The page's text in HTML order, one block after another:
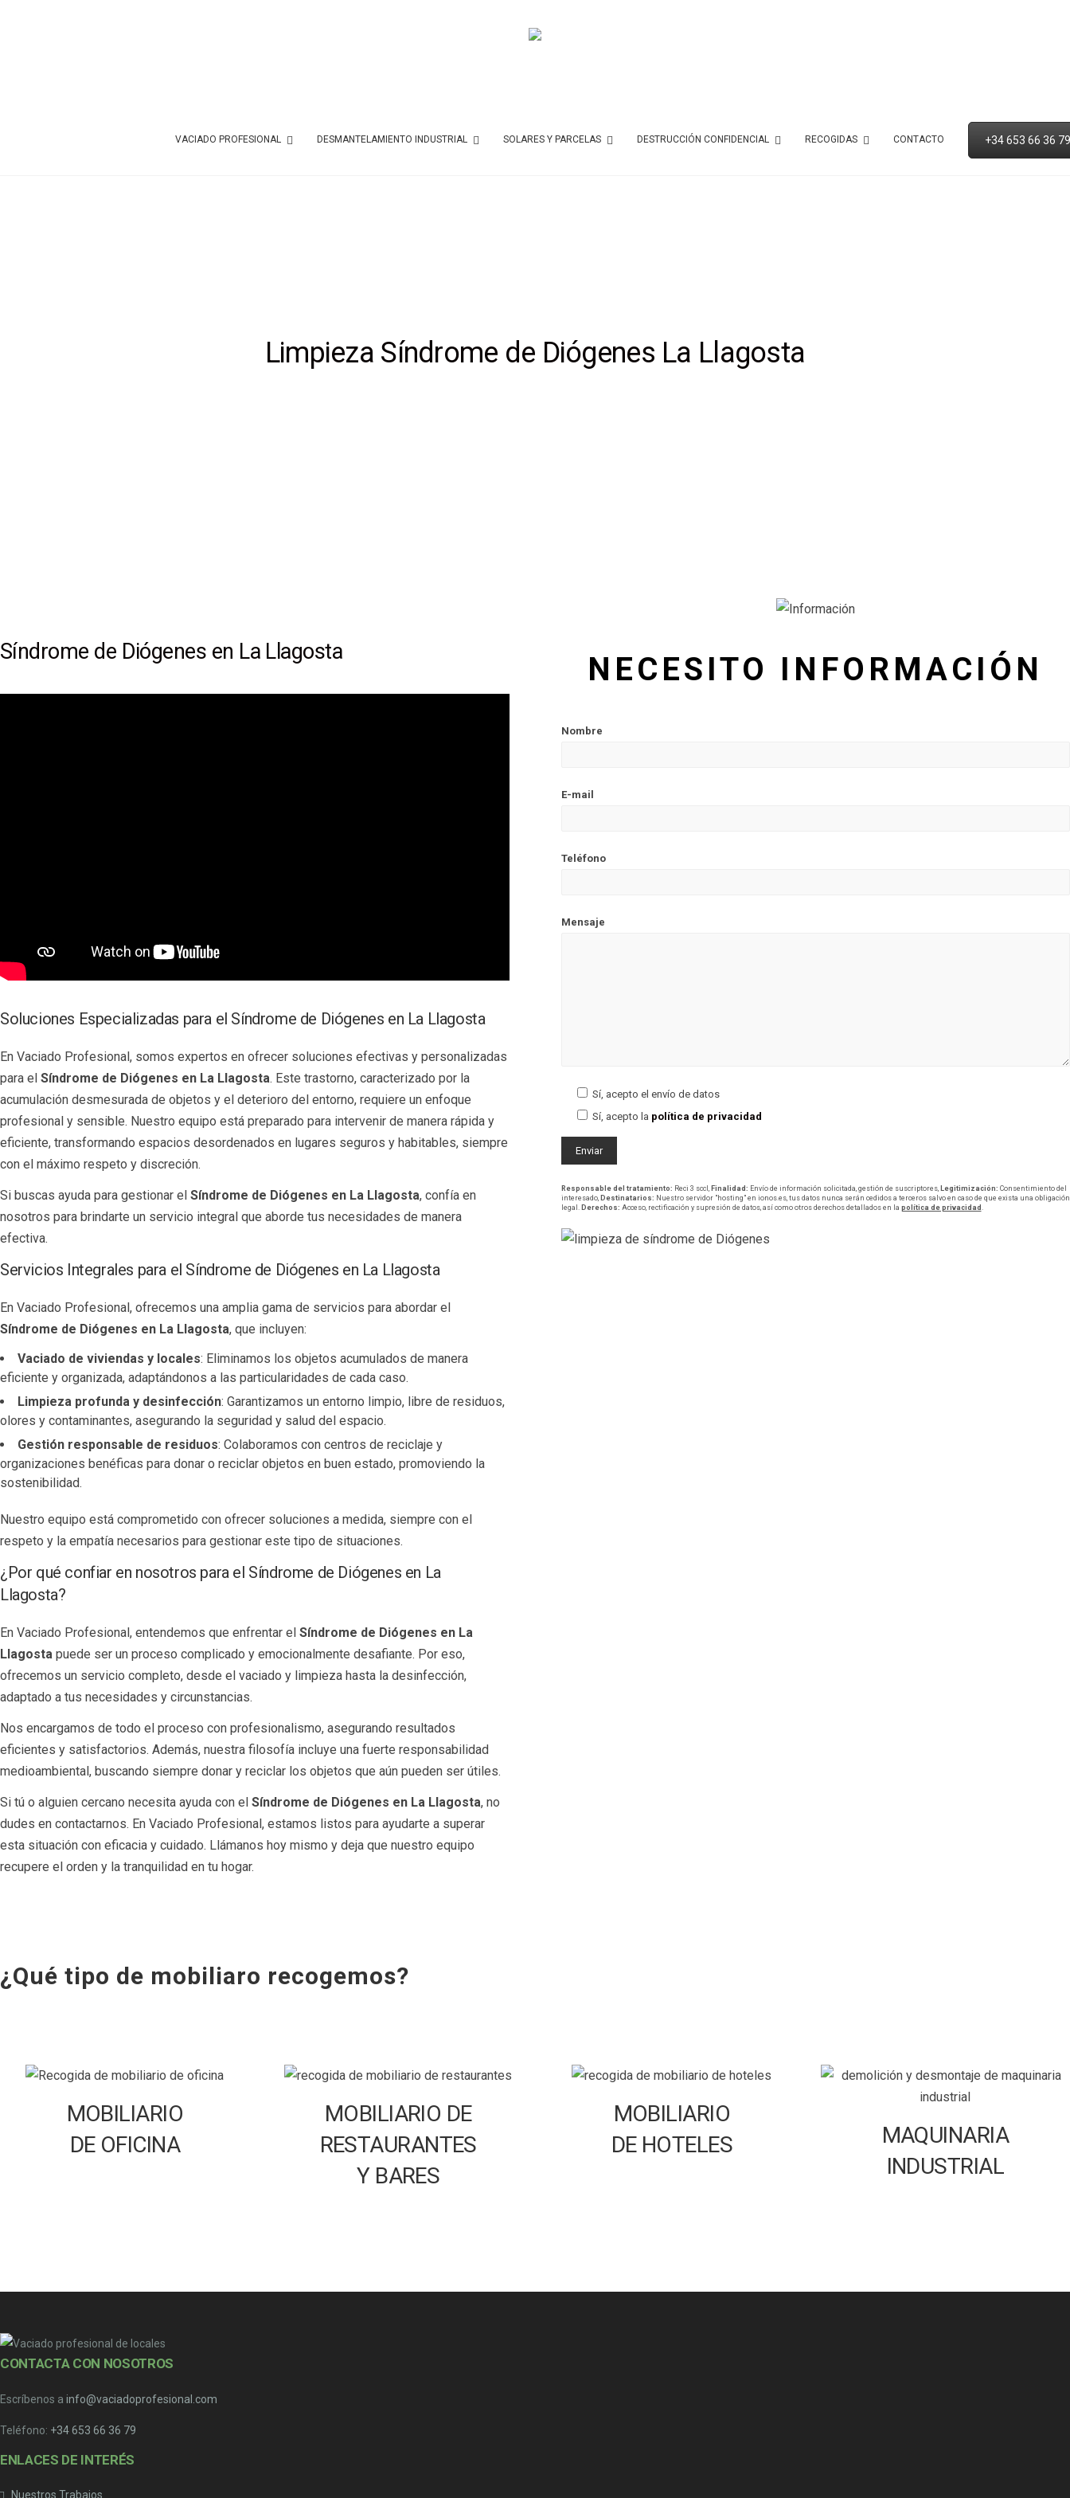
VACIADO PROFESIONAL DESMANTELAMIENTO INDUSTRIAL SOLARES Y PARCELAS DESTRUCCIÓN CONFIDENCIAL RECOGIDAS CONTACTO +34 653 66 36 79
Limpieza Síndrome de Diógenes La Llagosta
Síndrome de Diógenes en La Llagosta
Soluciones Especializadas para el Síndrome de Diógenes en La Llagosta
En Vaciado Profesional, somos expertos en ofrecer soluciones efectivas y personalizadas
para el Síndrome de Diógenes en La Llagosta. Este trastorno, caracterizado por la
acumulación desmesurada de objetos y el deterioro del entorno, requiere un enfoque
profesional y sensible. Nuestro equipo está preparado para intervenir de manera rápida y
eficiente, transformando espacios desordenados en lugares seguros y habitables, siempre
con el máximo respeto y discreción.
Si buscas ayuda para gestionar el Síndrome de Diógenes en La Llagosta, confía en
nosotros para brindarte un servicio integral que aborde tus necesidades de manera
efectiva.
Servicios Integrales para el Síndrome de Diógenes en La Llagosta
En Vaciado Profesional, ofrecemos una amplia gama de servicios para abordar el
Síndrome de Diógenes en La Llagosta, que incluyen:
Vaciado de viviendas y locales: Eliminamos los objetos acumulados de manera
eficiente y organizada, adaptándonos a las particularidades de cada caso.
Limpieza profunda y desinfección: Garantizamos un entorno limpio, libre de residuos,
olores y contaminantes, asegurando la seguridad y salud del espacio.
Gestión responsable de residuos: Colaboramos con centros de reciclaje y
organizaciones benéficas para donar o reciclar objetos en buen estado, promoviendo la
sostenibilidad.
Nuestro equipo está comprometido con ofrecer soluciones a medida, siempre con el
respeto y la empatía necesarios para gestionar este tipo de situaciones.
¿Por qué confiar en nosotros para el Síndrome de Diógenes en La
Llagosta?
En Vaciado Profesional, entendemos que enfrentar el Síndrome de Diógenes en La
Llagosta puede ser un proceso complicado y emocionalmente desafiante. Por eso,
ofrecemos un servicio completo, desde el vaciado y limpieza hasta la desinfección,
adaptado a tus necesidades y circunstancias.
Nos encargamos de todo el proceso con profesionalismo, asegurando resultados
eficientes y satisfactorios. Además, nuestra filosofía incluye una fuerte responsabilidad
medioambiental, buscando siempre donar y reciclar los objetos que aún pueden ser útiles.
Si tú o alguien cercano necesita ayuda con el Síndrome de Diógenes en La Llagosta, no
dudes en contactarnos. En Vaciado Profesional, estamos listos para ayudarte a superar
esta situación con eficacia y cuidado. Llámanos hoy mismo y deja que nuestro equipo
recupere el orden y la tranquilidad en tu hogar.
NECESITO INFORMACIÓN
Nombre
E-mail
Teléfono
Mensaje
Sí, acepto el envío de datos
Sí, acepto la política de privacidad
Responsable del tratamiento: Reci 3 sccl, Finalidad: Envío de información solicitada, gestión de suscriptores, Legitimización: Consentimiento del
interesado, Destinatarios: Nuestro servidor "hosting" en ionos.es, tus datos nunca serán cedidos a terceros salvo en caso de que exista una obligación
legal.
Derechos: Acceso, rectificación y supresión de datos, así como otros derechos detallados en la política de privacidad
¿Qué tipo de mobiliaro recogemos?
MOBILIARIO
DE OFICINA
MOBILIARIO DE
RESTAURANTES
Y BARES
MOBILIARIO
DE HOTELES
MAQUINARIA
INDUSTRIAL
CONTACTA CON NOSOTROS
Escríbenos a info@vaciadoprofesional.com
Teléfono: +34 653 66 36 79
ENLACES DE INTERÉS
Nuestros Trabajos